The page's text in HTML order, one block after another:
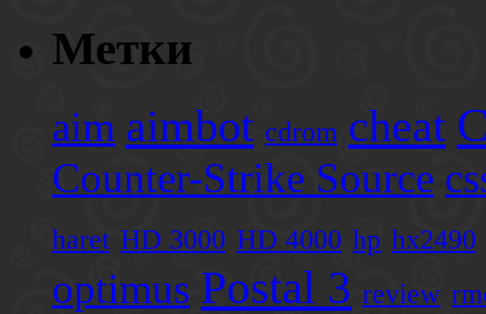
Метки
aim aimbot cdrom cheat
Counter-Strike Source
haret HD 3000 HD 4000 hp hx2490
optimus Postal 3 review